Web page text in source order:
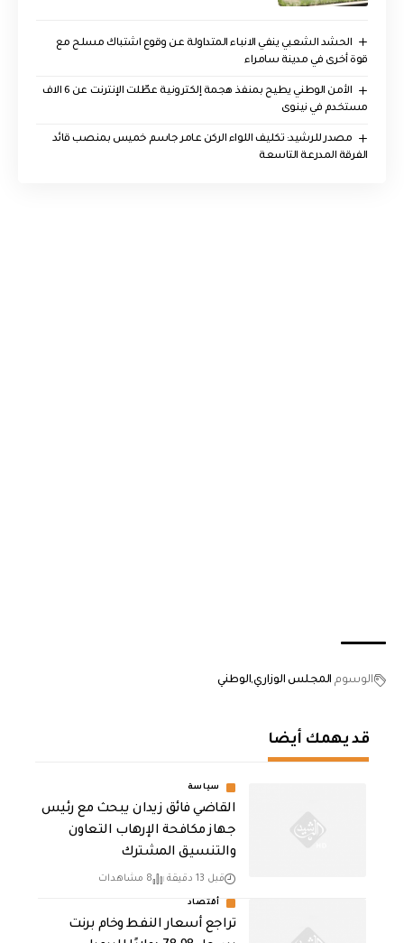
الحشد الشعبي ينفي الانباء المتداولة عن وقوع اشتباك مسلح مع
قوة أخرى في مدينة سامراء
الأمن الوطني يطيح بمنفذ هجمة إلكترونية عطّلت الإنترنت عن 6 الاف
مستخدم في نينوى
مصدر للرشيد: تكليف اللواء الركن عامر جاسم خميس بمنصب قائد
الفرقة المدرعة التاسعة
الوسوم المجلس الوزاريالوطني
قد يهمك أيضا
سياسة
القاضي فائق زيدان يبحث مع رئيس
جهاز مكافحة الإرهاب التعاون
والتنسيق المشترك
قبل 13 دقيقة 8 مشاهدات
أقتصاد
تراجع أسعار النفط وخام برنت